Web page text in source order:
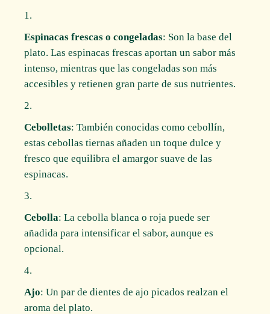
Espinacas frescas o congeladas: Son la base del
plato. Las espinacas frescas aportan un sabor más
intenso, mientras que las congeladas son más
accesibles y retienen gran parte de sus nutrientes.
Cebolletas: También conocidas como cebollín,
estas cebollas tiernas añaden un toque dulce y
fresco que equilibra el amargor suave de las
espinacas.
Cebolla: La cebolla blanca o roja puede ser
añadida para intensificar el sabor, aunque es
opcional.
Ajo: Un par de dientes de ajo picados realzan el
aroma del plato.